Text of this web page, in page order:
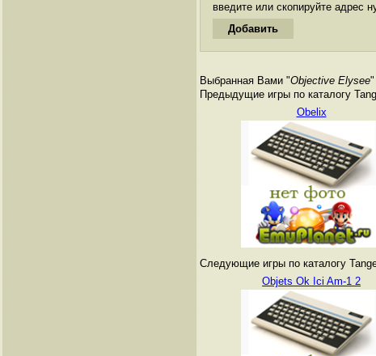
введите или скопируйте адрес
Выбранная Вами "Objective Elysee"
Предыдущие игры по каталогу
Obelix
Следующие игры по каталогу
Objets Ok Ici Am-1 2